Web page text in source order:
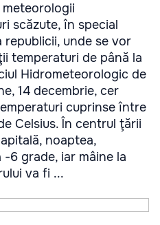
meteorologii
scăzute, în special
unde se vor
temperaturi de până la
Hidrometeorologic de
14 decembrie, cer
cuprinse între
Celsius. În centrul ţării
noaptea,
6 grade, iar mâine la
va fi ...